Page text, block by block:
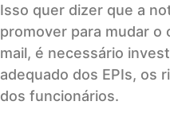
Isso quer dizer que a
promover para mudar o
mail, é necessário
adequado dos EPIs, os
dos funcionários.